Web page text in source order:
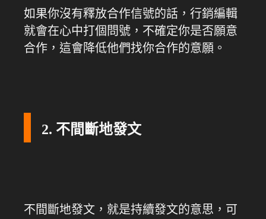
如果你沒有釋放合作信號的話，行銷編輯
就會在心中打個問號，不確定你是否願意
合作，這會降低他們找你合作的意願。
2. 不間斷地發文
不間斷地發文，就是持續發文的意思，可